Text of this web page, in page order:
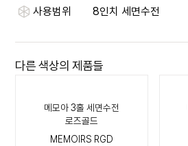
사용범위
8인치 세면수전
다른 색상의 제품들
메모아 3홀 세면수전
로즈골드
MEMOIRS RGD